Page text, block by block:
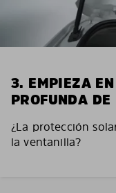
3. EMPIEZA
PROFUNDA
¿La protección
la ventanilla?